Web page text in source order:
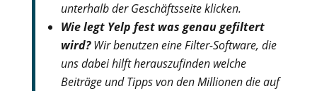
unterhalb der Geschäftsseite klicken.
Wie legt Yelp fest was genau gefiltert
wird?Wir benutzen eine Filter-Software, die
uns dabei hilft herauszufinden welche
Beiträge und Tipps von den Millionen die auf